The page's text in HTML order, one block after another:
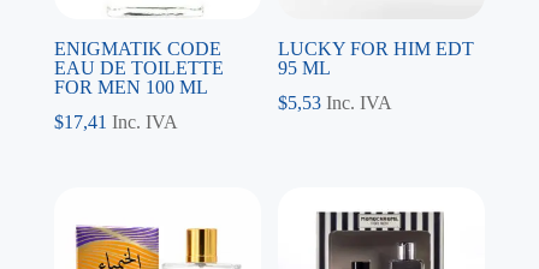
ENIGMATIK CODE
EAU DE TOILETTE
FOR MEN 100 ML
$17,41 Inc. IVA
LUCKY FOR HIM EDT
95 ML
$5,53 Inc. IVA